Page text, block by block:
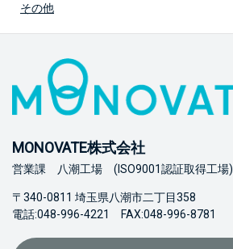
その他
MONOVATE株式会社
営業課 八潮工場 (ISO9001認証取得工場)
〒340-0811 埼玉県八潮市二丁目358
電話:048-996-4221 FAX:048-996-8781